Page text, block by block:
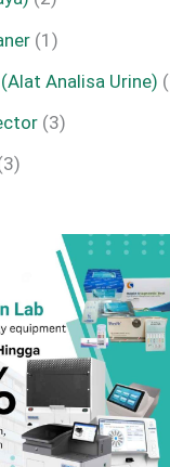
1
Analisa Urine)
3
3